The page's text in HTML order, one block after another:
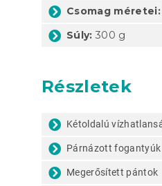
Csomag méretei:
Súly: 300 g
Részletek
Kétoldalú
Párnázott fogantyúk
Megerősített pántok